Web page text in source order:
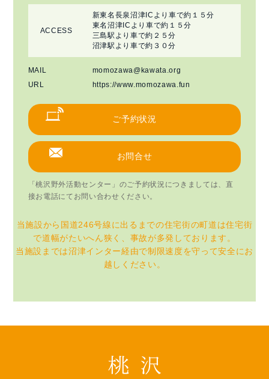
ACCESS
新東名長泉沼津ICより車で約１５分
東名沼津ICより車で約１５分
三島駅より車で約２５分
沼津駅より車で約３０分
MAIL
momozawa@kawata.org
URL
https://www.momozawa.fun
ご予約状況
お問合せ
「桃沢野外活動センター」のご予約状況につきましては、直
接お電話にてお問い合わせください。
当施設から国道246号線に出るまでの住宅街の町道は住宅街
で道幅がたいへん狭く、事故が多発しております。
当施設までは沼津インター経由で制限速度を守って安全にお
越しください。